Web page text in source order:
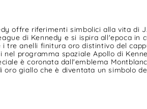
offre riferimenti simbolici alla vita di
di Kennedy e si ispira all'epoca in
tre anelli finitura oro distintivo del
programma spaziale Apollo di
è coronata dall'emblema
giallo che è diventata un simbolo